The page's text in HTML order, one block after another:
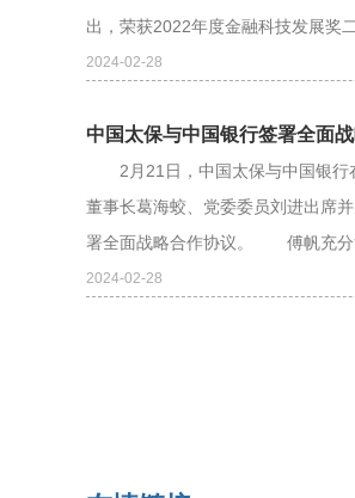
出，荣获2022年度金融科技发展
2024-02-28
中国太保与中国银行签署全面
2月21日，中国太保与中国银行
董事长葛海蛟、党委委员刘进出席
署全面战略合作协议。 傅帆充分
2024-02-28